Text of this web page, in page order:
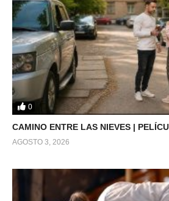
0
CAMINO ENTRE LAS NIEVES |
AGOSTO 3, 2026